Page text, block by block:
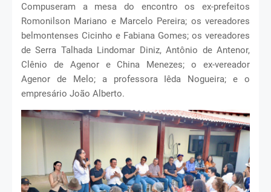
Compuseram a mesa do encontro os ex-prefeitos
Romonilson Mariano e Marcelo Pereira; os vereadores
belmontenses Cicinho e Fabiana Gomes; os vereadores
de Serra Talhada Lindomar Diniz, Antônio de Antenor,
Clênio de Agenor e China Menezes; o ex-vereador
Agenor de Melo; a professora Iêda Nogueira; e o
empresário João Alberto.